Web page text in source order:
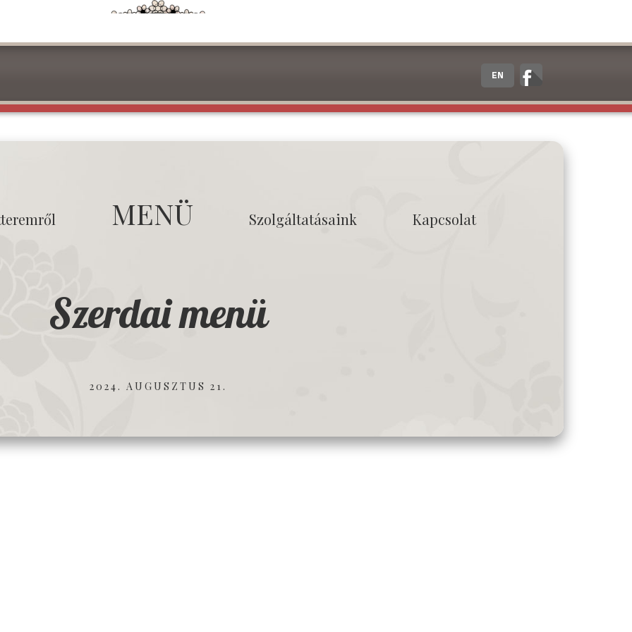
EN
MENÜ Szolgáltatásaink Kapcsolat
Szerdai menü
2024. AUGUSZTUS 21.